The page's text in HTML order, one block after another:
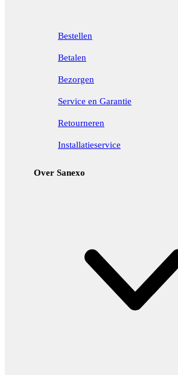
Bestellen
Betalen
Bezorgen
Service en Garantie
Retourneren
Installatieservice
Over Sanexo